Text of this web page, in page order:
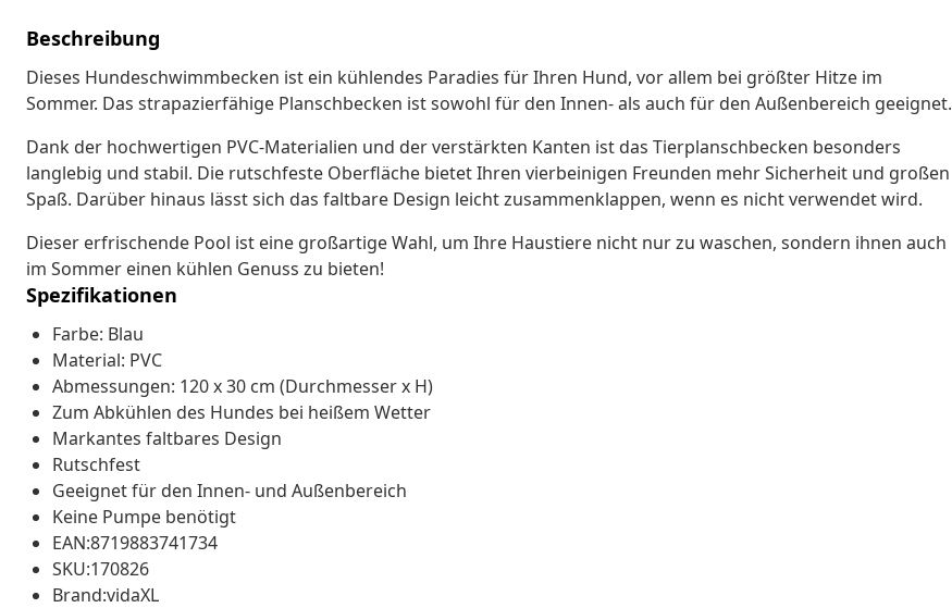
Beschreibung
Dieses Hundeschwimmbecken ist ein kühlendes Paradies für Ihren Hund, vor allem bei größter Hitze im
Sommer. Das strapazierfähige Planschbecken ist sowohl für den Innen- als auch für den Außenbereich geeignet.
Dank der hochwertigen PVC-Materialien und der verstärkten Kanten ist das Tierplanschbecken besonders
langlebig und stabil. Die rutschfeste Oberfläche bietet Ihren vierbeinigen Freunden mehr Sicherheit und großen
Spaß. Darüber hinaus lässt sich das faltbare Design leicht zusammenklappen, wenn es nicht verwendet wird.
Dieser erfrischende Pool ist eine großartige Wahl, um Ihre Haustiere nicht nur zu waschen, sondern ihnen auch
im Sommer einen kühlen Genuss zu bieten!
Spezifikationen
Farbe: Blau
Material: PVC
Abmessungen: 120 x 30 cm (Durchmesser x H)
Zum Abkühlen des Hundes bei heißem Wetter
Markantes faltbares Design
Rutschfest
Geeignet für den Innen- und Außenbereich
Keine Pumpe benötigt
EAN:8719883741734
SKU:170826
Brand:vidaXL